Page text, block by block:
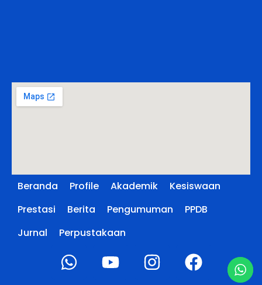
Beranda Profile Akademik
Kesiswaan
Prestasi
Berita Pengumuman
PPDB
Jurnal
Perpustakaan